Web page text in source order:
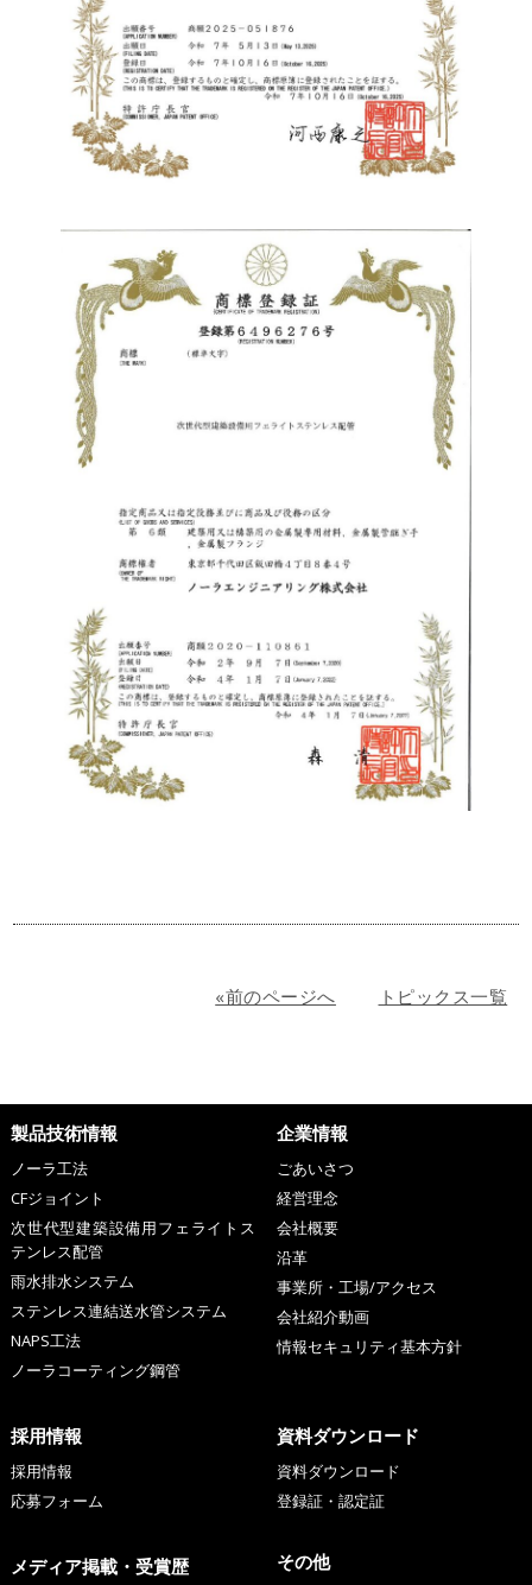
«前のページへ トピックス一覧
製品技術情報
ノーラ工法
CFジョイント
次世代型建築設備用フェライトス
テンレス配管
雨水排水システム
ステンレス連結送水管システム
NAPS工法
ノーラコーティング鋼管
企業情報
ごあいさつ
経営理念
会社概要
沿革
事業所・工場/アクセス
会社紹介動画
情報セキュリティ基本方針
採用情報
採用情報
応募フォーム
メディア掲載・受賞歴
資料ダウンロード
資料ダウンロード
登録証・認定証
その他